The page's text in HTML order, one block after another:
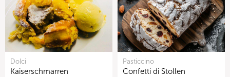
Dolci
Kaiserschmarren
Pasticcino
Confetti di Stollen